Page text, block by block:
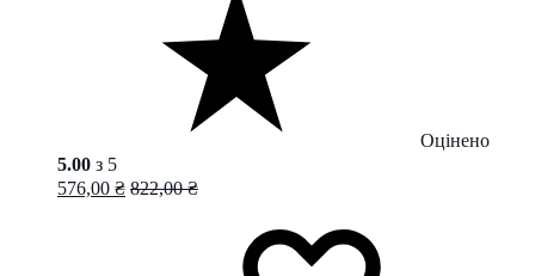
Оцінено
5.00 з 5
576,00 ₴ 822,00₴